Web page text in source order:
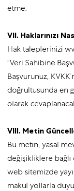
etme,
VII. Haklarınızı
Hak taleplerinizi
“Veri Sahibine
Başvurunuz,
doğrultusunda en
olarak
VIII. Metin
Bu metin, yasal
değişikliklere
web sitemizde
makul yollarla